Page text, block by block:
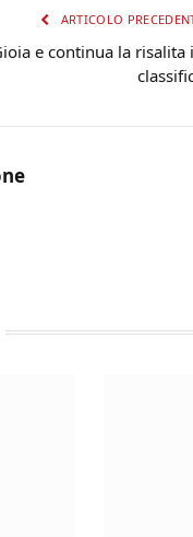
ARTICOLO
e continua la risalita